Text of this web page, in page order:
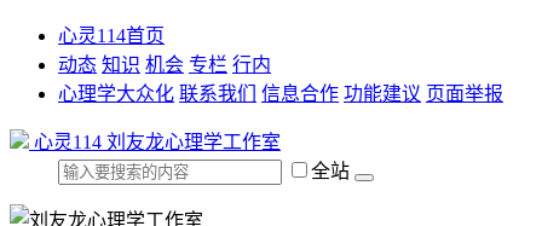
心灵114首页
动态 知识 机会 专栏 行内
心理学大众化 联系我们 信息合作 功能建议 页面举报
心灵114 刘友龙心理学工作室
全站